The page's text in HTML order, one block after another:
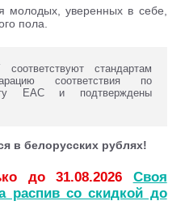
молодых, уверенных в себе,
пола.
стандартам
соответствия по
ЕАС и подтверждены
в белорусских рублях!
до 31.08.2026 Своя
распив со скидкой до